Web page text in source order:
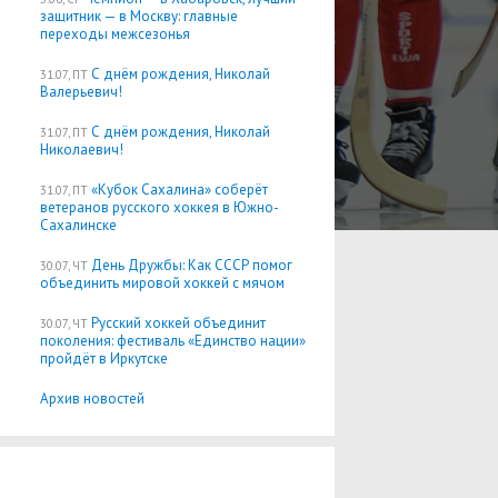
защитник — в Москву: главные
переходы межсезонья
31.07, ПТ С днём рождения, Николай
Валерьевич!
31.07, ПТ С днём рождения, Николай
Николаевич!
31.07, ПТ «Кубок Сахалина» соберёт
ветеранов русского хоккея в Южно-
Сахалинске
30.07, ЧТ День Дружбы: Как СССР помог
объединить мировой хоккей с мячом
30.07, ЧТ Русский хоккей объединит
поколения: фестиваль «Единство нации»
пройдёт в Иркутске
Архив новостей